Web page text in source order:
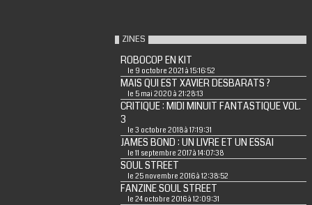
ZINES
ROBOCOP EN KIT
le 9 octobre 2021 à 15:16:52
MAIS QUI EST XAVIER DESBARATS ?
le 5 mai 2020 à 21:28:13
CRITIQUE : MIDI MINUIT FANTASTIQUE VOL.
3
le 3 octobre 2018 à 17:19:31
JAMES BOND : UN LIVRE ET UN ESSAI
le 11 septembre 2017 à 14:07:38
SOUL STREET
le 25 novembre 2016 à 12:38:52
FANZINE SOUL STREET
le 24 octobre 2016 à 12:09:31